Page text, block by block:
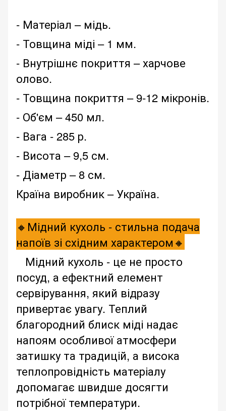
- Матеріал – мідь.
- Товщина міді – 1 мм.
- Внутрішнє покриття – харчове
олово.
- Товщина покриття – 9-12 мікронів.
- Об'єм – 450 мл.
- Вага - 285 р.
- Висота – 9,5 см.
- Діаметр – 8 см.
Країна виробник – Україна.
🔸Мідний кухоль - стильна подача
напоїв зі східним характером🔸
Мідний кухоль - це не просто
посуд, а ефектний елемент
сервірування, який відразу
привертає увагу. Теплий
благородний блиск міді надає
напоям особливої ​​атмосфери
затишку та традицій, а висока
теплопровідність матеріалу
допомагає швидше досягти
потрібної температури.